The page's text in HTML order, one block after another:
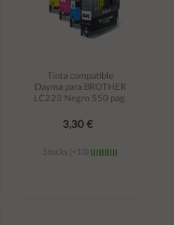
Tinta compatible
Dayma para BROTHER
LC223 Negro 550 pag.
3,30 €
Stocks (+10)